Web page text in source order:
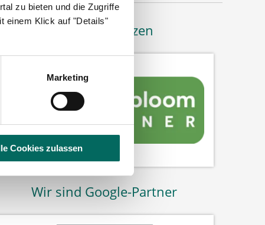
zu bieten und die Zugriffe
einem Klick auf "Details"
Marketing
Cookies zulassen
Bäume pflanzen
Wir sind Google-Partner